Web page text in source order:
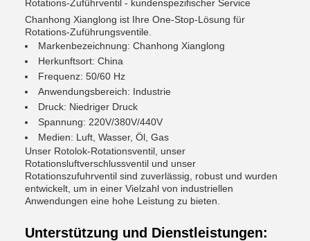
Rotations-Zuführventil - kundenspezifischer Service
Chanhong Xianglong ist Ihre One-Stop-Lösung für
Rotations-Zuführungsventile.
Markenbezeichnung: Chanhong Xianglong
Herkunftsort: China
Frequenz: 50/60 Hz
Anwendungsbereich: Industrie
Druck: Niedriger Druck
Spannung: 220V/380V/440V
Medien: Luft, Wasser, Öl, Gas
Unser Rotolok-Rotationsventil, unser
Rotationsluftverschlussventil und unser
Rotationszufuhrventil sind zuverlässig, robust und wurden
entwickelt, um in einer Vielzahl von industriellen
Anwendungen eine hohe Leistung zu bieten.
Unterstützung und Dienstleistungen: